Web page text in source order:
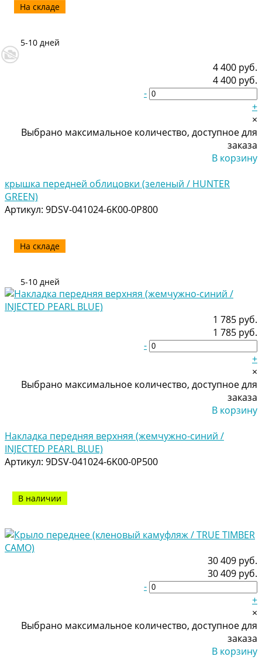
30 409 руб.
30 409 руб.
-
+
×
Выбрано максимальное количество, доступное для
заказа
В корзину
На складе
5-10 дней
4 400 руб.
4 400 руб.
-
+
×
Выбрано максимальное количество, доступное для
заказа
В корзину
крышка передней облицовки (зеленый / HUNTER
GREEN)
Артикул: 9DSV-041024-6K00-0P800
На складе
5-10 дней
1 785 руб.
1 785 руб.
-
+
×
Выбрано максимальное количество, доступное для
заказа
В корзину
Накладка передняя верхняя (жемчужно-синий /
INJECTED PEARL BLUE)
Артикул: 9DSV-041024-6K00-0P500
В наличии